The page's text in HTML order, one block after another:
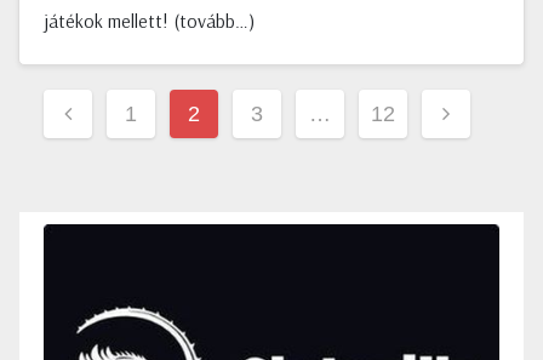
játékok mellett! (tovább…)
Bejegyzések
lapozása
1 2 3 … 12